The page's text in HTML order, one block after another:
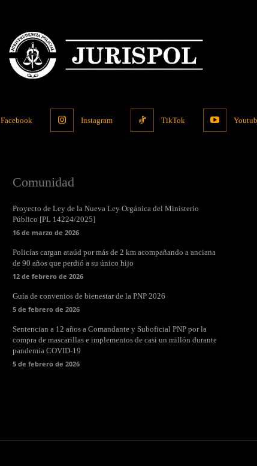
Facebook Instagram TikTok
Comunidad
Proyecto de Ley de la Nueva Ley Orgánica del Ministerio
Público [PL 14224/2025]
16 de marzo de 2026
Policías cargan ataúd por más de 2 km acompañando a anciana
de 90 años que perdió a su único hijo
12 de febrero de 2026
Guía de convenios de bienestar de la PNP 2026
5 de febrero de 2026
Sentencian a 12 años a Comandante y Suboficial PNP por la
compra de mascarillas e implementos de casi un millón durante
pandemia COVID-19
5 de febrero de 2026